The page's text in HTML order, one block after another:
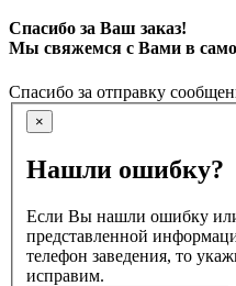
Спасибо за Ваш заказ!
Мы свяжемся с Вами в
Спасибо за отправку
×
Нашли ошибку?
Если Вы нашли ошибку
представленной
телефон заведения, то
исправим.